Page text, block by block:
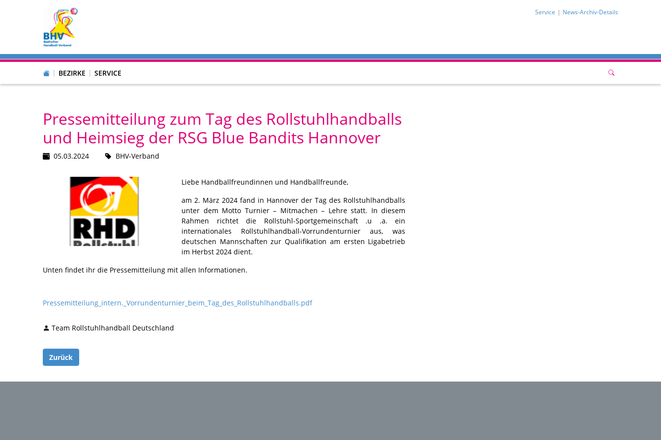
Service News-Archiv-Details
BEZIRKE SERVICE
Pressemitteilung zum Tag des Rollstuhlhandballs
und Heimsieg der RSG Blue Bandits Hannover
05.03.2024 BHV-Verband
Liebe Handballfreundinnen und Handballfreunde,
am 2. März 2024 fand in Hannover der Tag des Rollstuhlhandballs
unter dem Motto Turnier – Mitmachen – Lehre statt. In diesem
Rahmen richtet die Rollstuhl-Sportgemeinschaft .u .a. ein
internationales Rollstuhlhandball-Vorrundenturnier aus, was
deutschen Mannschaften zur Qualifikation am ersten Ligabetrieb
im Herbst 2024 dient.
Unten findet ihr die Pressemitteilung mit allen Informationen.
Pressemitteilung_intern._Vorrundenturnier_beim_Tag_des_Rollstuhlhandballs.pdf
Team Rollstuhlhandball Deutschland
Zurück